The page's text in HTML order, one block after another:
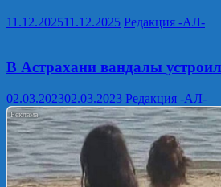
11.12.202511.12.2025 Редакция -АЛ-
В Астрахани вандалы
02.03.202302.03.2023 Редакция -АЛ-